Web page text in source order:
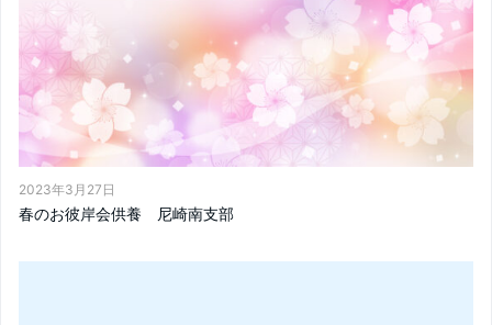
2023年3月27日
春のお彼岸会供養 尼崎南支部